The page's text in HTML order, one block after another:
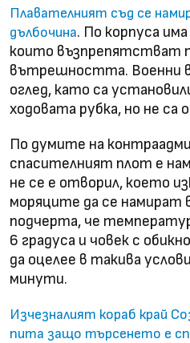
Плавателният съд се
дълбочина. По корпуса
които възпрепятстват
вътрешността. Военни
оглед, като са
ходовата рубка, но не са
По думите на
спасителният плот е
не се е отворил, което
моряците да се намират
подчерта, че
6 градуса и човек с
да оцелее в такива
минути.
Изчезналият кораб край
пита защо търсенето е